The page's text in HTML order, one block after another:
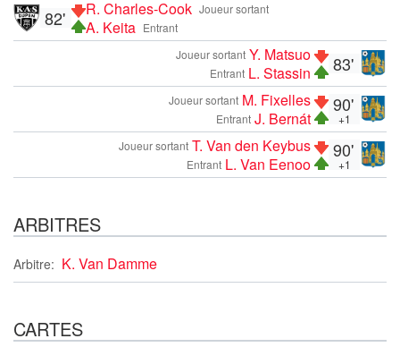
Joueur sortant
R. Charles-Cook
Entrant
A. Keita
82'
83'
Joueur sortant Y. Matsuo
Entrant L. Stassin
90'
+1
Joueur sortant M. Fixelles
Entrant J. Bernát
90'
+1
Joueur sortant T. Van den Keybus
Entrant L. Van Eenoo
ARBITRES
Arbitre: K. Van Damme
CARTES